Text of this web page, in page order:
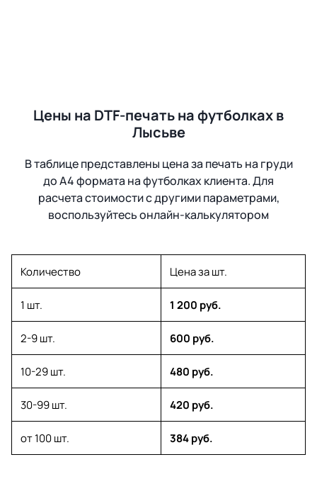
Цены на DTF-печать на футболках в
Лысьве
В таблице представлены цена за печать на груди
до А4 формата на футболках клиента. Для
расчета стоимости с другими параметрами,
воспользуйтесь онлайн-калькулятором
Количество Цена за шт.
1 шт. 1 200 руб.
2-9 шт. 600 руб.
10-29 шт. 480 руб.
30-99 шт. 420 руб.
от 100 шт. 384 руб.